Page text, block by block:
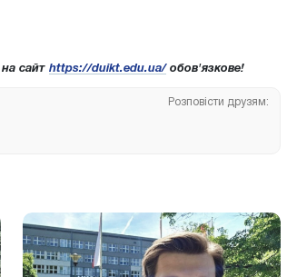
сайт https://duikt.edu.ua/обов'язкове!
Розповісти друзям: